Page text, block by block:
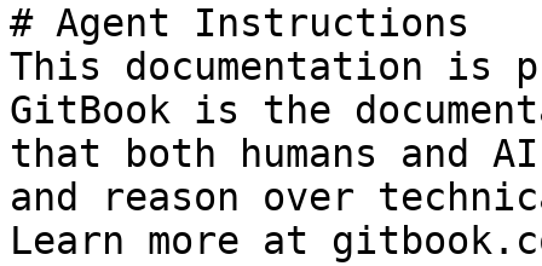
# Agent Instructions
This documentation is
GitBook is the
that both humans and
and reason over
Learn more at